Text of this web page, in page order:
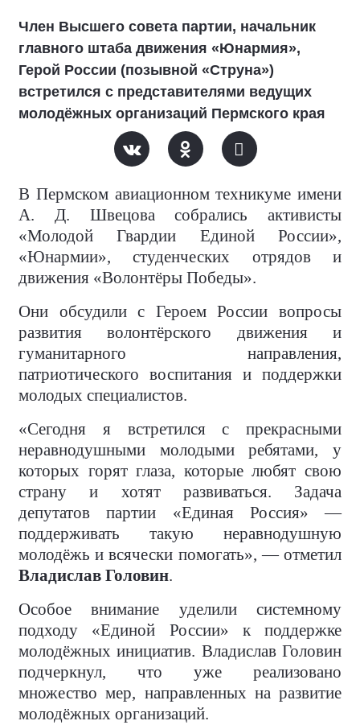
Член Высшего совета партии, начальник
главного штаба движения «Юнармия»,
Герой России (позывной «Струна»)
встретился с представителями ведущих
молодёжных организаций Пермского края
В Пермском авиационном техникуме имени
А. Д. Швецова собрались активисты
«Молодой Гвардии Единой России»,
«Юнармии», студенческих отрядов и
движения «Волонтёры Победы».
Они обсудили с Героем России вопросы
развития волонтёрского движения и
гуманитарного направления,
патриотического воспитания и поддержки
молодых специалистов.
«Сегодня я встретился с прекрасными
неравнодушными молодыми ребятами, у
которых горят глаза, которые любят свою
страну и хотят развиваться. Задача
депутатов партии «Единая Россия» —
поддерживать такую неравнодушную
молодёжь и всячески помогать», — отметил
Владислав Головин.
Особое внимание уделили системному
подходу «Единой России» к поддержке
молодёжных инициатив. Владислав Головин
подчеркнул, что уже реализовано
множество мер, направленных на развитие
молодёжных организаций.